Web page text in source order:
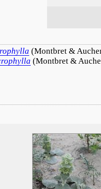
(Montbret &
(Montbret &